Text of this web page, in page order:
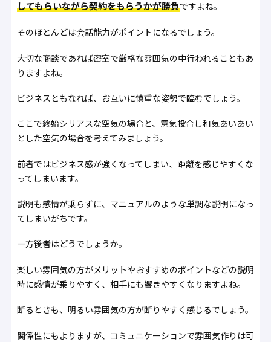
してもらいながら契約をもらうかが勝負ですよね。
そのほとんどは会話能力がポイントになるでしょう。
大切な商談であれば密室で厳格な雰囲気の中行われることもあ
りますよね。
ビジネスともなれば、お互いに慎重な姿勢で臨むでしょう。
ここで終始シリアスな空気の場合と、意気投合し和気あいあい
とした空気の場合を考えてみましょう。
前者ではビジネス感が強くなってしまい、距離を感じやすくな
ってしまいます。
説明も感情が乗らずに、マニュアルのような単調な説明になっ
てしまいがちです。
一方後者はどうでしょうか。
楽しい雰囲気の方がメリットやおすすめのポイントなどの説明
時に感情が乗りやすく、相手にも響きやすくなりますよね。
断るときも、明るい雰囲気の方が断りやすく感じるでしょう。
関係性にもよりますが、コミュニケーションで雰囲気作りは可